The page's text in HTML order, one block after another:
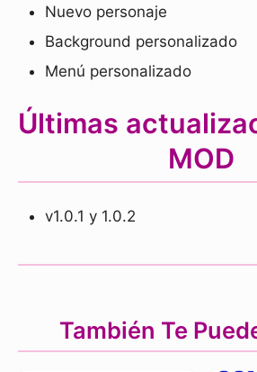
Nuevo personaje
Background personalizado
Menú personalizado
Últimas
MOD
v1.0.1 y 1.0.2
También Te